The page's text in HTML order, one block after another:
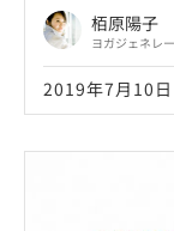
栢原陽子
ヨガジェネレ
2019年7月10日